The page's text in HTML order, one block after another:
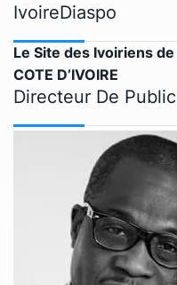
IvoireDiaspo
Le Site des Ivoiriens
COTE D’IVOIRE
Directeur De